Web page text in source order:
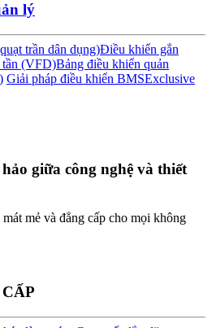
lý
trần dân dụng)Điều khiển gắn
(VFD)Bảng điều khiển quản
Giải pháp điều khiển BMSExclusive
giữa công nghệ và thiết
mẻ và đẳng cấp cho mọi không